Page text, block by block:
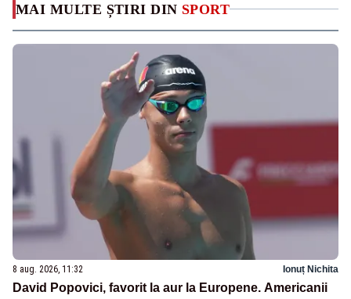
MAI MULTE ȘTIRI DIN SPORT
8 aug. 2026, 11:32 Ionuț Nichita
David Popovici, favorit la aur la Europene. Americanii